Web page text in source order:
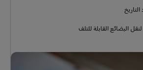
البضائع القابلة للتلف